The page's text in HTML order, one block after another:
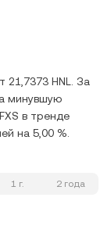
21,7373 HNL. За
минувшую
в тренде
на 5,00 %.
1 г. 2 года